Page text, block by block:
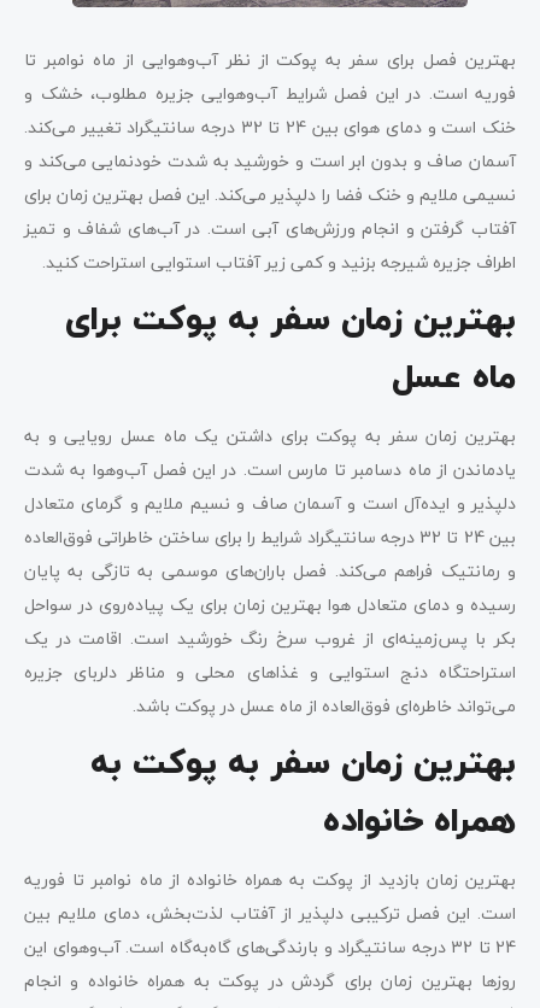
بهترین فصل برای سفر به پوکت از نظر آب‌وهوایی از ماه نوامبر تا
فوریه است. در این فصل شرایط آب‌وهوایی جزیره مطلوب، خشک و
خنک است و دمای هوای بین 24 تا 32 درجه سانتیگراد تغییر می‌کند.
آسمان صاف و بدون ابر است و خورشید به شدت خودنمایی می‌کند و
نسیمی ملایم و خنک فضا را دلپذیر می‌کند. این فصل بهترین زمان برای
آفتاب گرفتن و انجام ورزش‌های آبی است. در آب‌های شفاف و تمیز
اطراف جزیره شیرجه بزنید و کمی زیر آفتاب استوایی استراحت کنید.
بهترین زمان سفر به پوکت برای
ماه عسل
بهترین زمان سفر به پوکت برای داشتن یک ماه عسل رویایی و به
یادماندن از ماه دسامبر تا مارس است. در این فصل آب‌وهوا به شدت
دلپذیر و ایده‌آل است و آسمان صاف و نسیم ملایم و گرمای متعادل
بین 24 تا 32 درجه سانتیگراد شرایط را برای ساختن خاطراتی فوق‌العاده
و رمانتیک فراهم می‌کند. فصل باران‌های موسمی به تازگی به پایان
رسیده و دمای متعادل هوا بهترین زمان برای یک پیاده‌روی در سواحل
بکر با پس‌زمینه‌ای از غروب سرخ رنگ خورشید است. اقامت در یک
استراحتگاه دنج استوایی و غذاهای محلی و مناظر دلربای جزیره
می‌تواند خاطره‌ای فوق‌العاده از ماه عسل در پوکت باشد.
بهترین زمان سفر به پوکت به
همراه خانواده
بهترین زمان بازدید از پوکت به همراه خانواده از ماه نوامبر تا فوریه
است. این فصل ترکیبی دلپذیر از آفتاب لذت‌بخش، دمای ملایم بین
24 تا 32 درجه سانتیگراد و بارندگی‌های گاه‌به‌گاه است. آب‌وهوای این
روزها بهترین زمان برای گردش در پوکت به همراه خانواده و انجام